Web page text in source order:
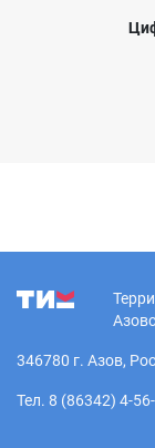
346780 г. Азов,
Тел. 8 (86342) 4-